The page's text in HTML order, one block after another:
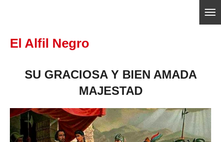
contenido
El Alfil Negro
SU GRACIOSA Y BIEN AMADA
MAJESTAD